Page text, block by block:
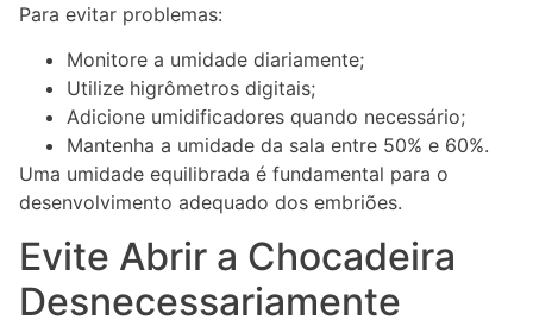
Para evitar problemas:
Monitore a umidade diariamente;
Utilize higrômetros digitais;
Adicione umidificadores quando necessário;
Mantenha a umidade da sala entre 50% e 60%.
Uma umidade equilibrada é fundamental para o
desenvolvimento adequado dos embriões.
Evite Abrir a Chocadeira
Desnecessariamente